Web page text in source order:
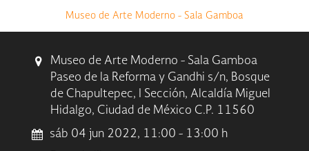
Museo de Arte Moderno - Sala Gamboa
Museo de Arte Moderno - Sala Gamboa
Paseo de la Reforma y Gandhi s/n, Bosque
de Chapultepec, I Sección, Alcaldía Miguel
Hidalgo, Ciudad de México C.P. 11560
sáb 04 jun 2022, 11:00 - 13:00 h